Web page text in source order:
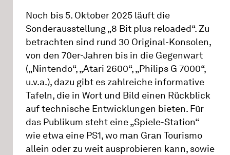
Noch bis 5. Oktober 2025 läuft die
Sonderausstellung „8 Bit plus reloaded“. Zu
betrachten sind rund 30 Original-Konsolen,
von den 70er-Jahren bis in die Gegenwart
(„Nintendo“, „Atari 2600“, „Philips G 7000“,
u.v.a.), dazu gibt es zahlreiche informative
Tafeln, die in Wort und Bild einen Rückblick
auf technische Entwicklungen bieten. Für
das Publikum steht eine „Spiele-Station“
wie etwa eine PS1, wo man Gran Tourismo
allein oder zu weit ausprobieren kann, sowie